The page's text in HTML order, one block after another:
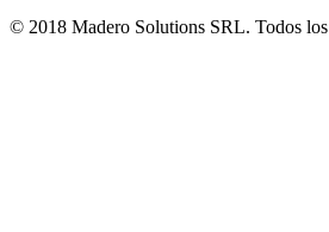
© 2018 Madero Solutions SRL. Todos